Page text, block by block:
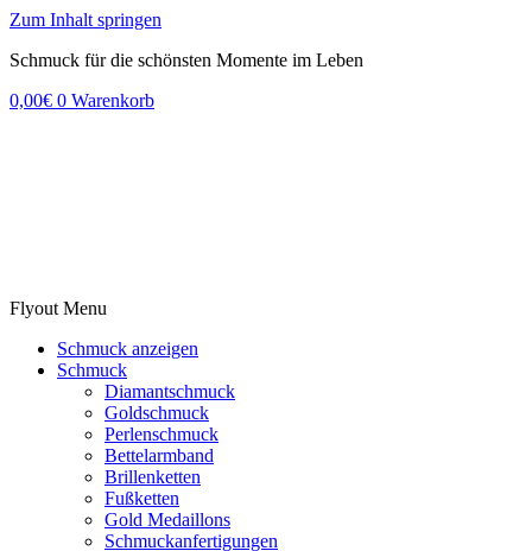
Zum Inhalt springen
Schmuck für die schönsten Momente im Leben
0,00€ 0 Warenkorb
Flyout Menu
Schmuck anzeigen
Schmuck
Diamantschmuck
Goldschmuck
Perlenschmuck
Bettelarmband
Brillenketten
Fußketten
Gold Medaillons
Schmuckanfertigungen